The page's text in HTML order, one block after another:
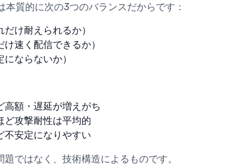
本質的に次の3つのバランスだからです：
け耐えられるか）
速く配信できるか）
ならないか）
高額・遅延が増えがち
ど攻撃耐性は平均的
不安定になりやすい
ではなく、技術構造によるものです。